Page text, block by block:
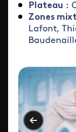
Plateau :
Zones
Lafont,